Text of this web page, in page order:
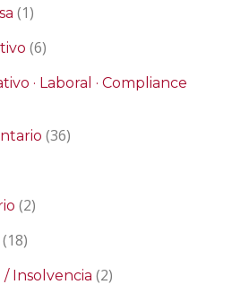
(1)
(6)
· Laboral · Compliance
(36)
(2)
(18)
Insolvencia (2)